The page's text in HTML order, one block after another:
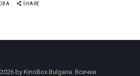
SHARE
by KinoBox Bulgaria. Всички